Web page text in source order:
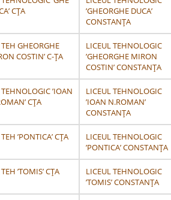
CȚA
’GHEORGHE DUCA’
CONSTANŢA
GHEORGHE
COSTIN’ C-ȚA
LICEUL TEHNOLOGIC
’GHEORGHE MIRON
COSTIN’ CONSTANŢA
’IOAN
CȚA
LICEUL TEHNOLOGIC
’IOAN N.ROMAN’
CONSTANŢA
’PONTICA’ CȚA
LICEUL TEHNOLOGIC
’PONTICA’ CONSTANŢA
’TOMIS’ CȚA
LICEUL TEHNOLOGIC
’TOMIS’ CONSTANŢA